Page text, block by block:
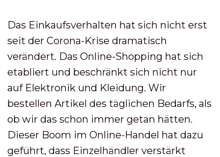
Das Einkaufsverhalten hat sich nicht erst
seit der Corona-Krise dramatisch
verändert. Das Online-Shopping hat sich
etabliert und beschränkt sich nicht nur
auf Elektronik und Kleidung. Wir
bestellen Artikel des täglichen Bedarfs, als
ob wir das schon immer getan hätten.
Dieser Boom im Online-Handel hat dazu
geführt, dass Einzelhändler verstärkt